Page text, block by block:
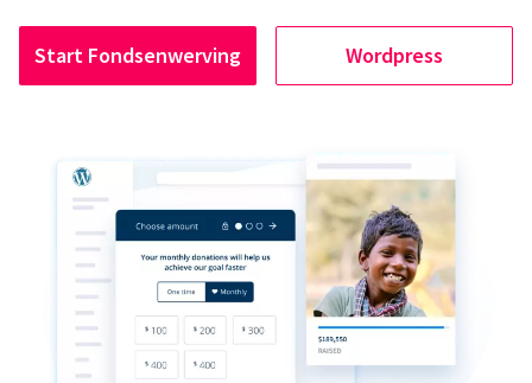
Start Fondsenwerving Wordpress